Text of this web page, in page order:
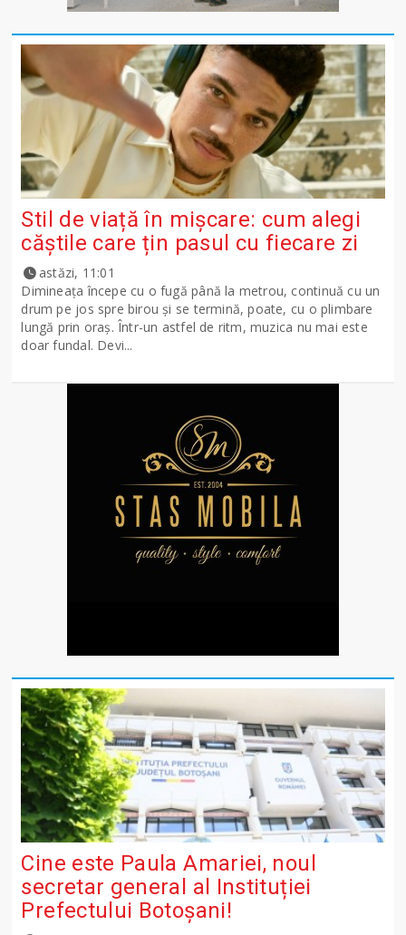
Stil de viață în mișcare: cum alegi
căștile care țin pasul cu fiecare zi
astăzi, 11:01
Dimineața începe cu o fugă până la metrou, continuă cu un
drum pe jos spre birou și se termină, poate, cu o plimbare
lungă prin oraș. Într-un astfel de ritm, muzica nu mai este
doar fundal. Devi...
Cine este Paula Amariei, noul
secretar general al Instituției
Prefectului Botoșani!